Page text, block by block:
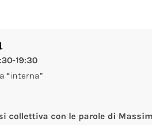
19:30
“interna”
collettiva con le parole di